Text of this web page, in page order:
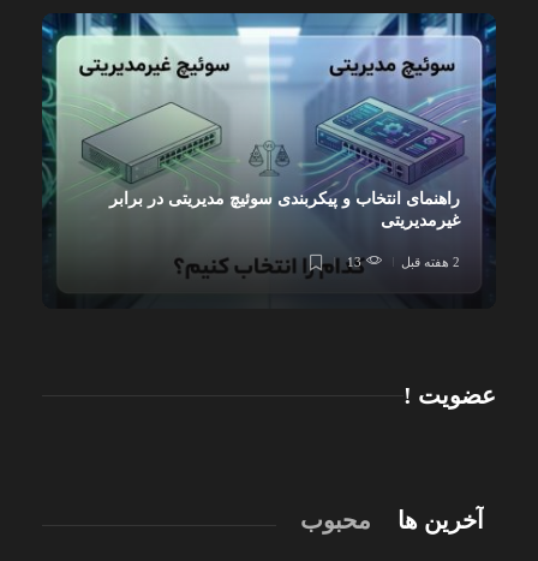
راهنمای انتخاب و پیکربندی سوئیچ مدیریتی در برابر
غیرمدیریتی
2 هفته قبل 13
عضویت !
آخرین ها محبوب